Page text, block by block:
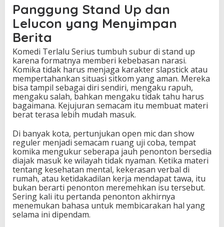
Panggung Stand Up dan
Lelucon yang Menyimpan
Berita
Komedi Terlalu Serius tumbuh subur di stand up
karena formatnya memberi kebebasan narasi.
Komika tidak harus menjaga karakter slapstick atau
mempertahankan situasi sitkom yang aman. Mereka
bisa tampil sebagai diri sendiri, mengaku rapuh,
mengaku salah, bahkan mengaku tidak tahu harus
bagaimana. Kejujuran semacam itu membuat materi
berat terasa lebih mudah masuk.
Di banyak kota, pertunjukan open mic dan show
reguler menjadi semacam ruang uji coba, tempat
komika mengukur seberapa jauh penonton bersedia
diajak masuk ke wilayah tidak nyaman. Ketika materi
tentang kesehatan mental, kekerasan verbal di
rumah, atau ketidakadilan kerja mendapat tawa, itu
bukan berarti penonton meremehkan isu tersebut.
Sering kali itu pertanda penonton akhirnya
menemukan bahasa untuk membicarakan hal yang
selama ini dipendam.